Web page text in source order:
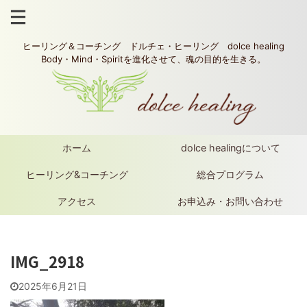
ヒーリング＆コーチング ドルチェ・ヒーリング dolce healing
Body・Mind・Spiritを進化させて、魂の目的を生きる。
ホーム dolce healingについて
ヒーリング&コーチング 総合プログラム
アクセス お申込み・お問い合わせ
IMG_2918
2025年6月21日